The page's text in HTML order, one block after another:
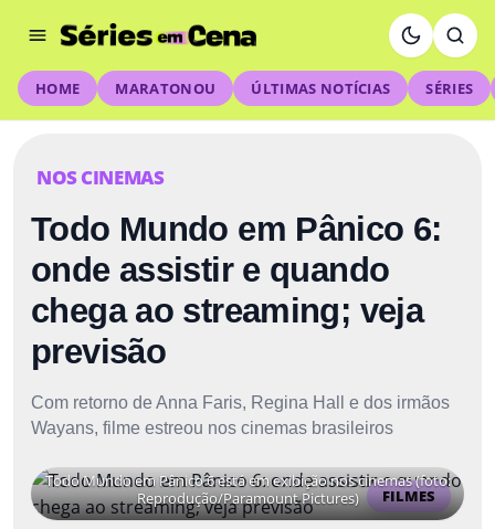
HOME MARATONOU ÚLTIMAS NOTÍCIAS SÉRIES
NOS CINEMAS
Todo Mundo em Pânico 6:
onde assistir e quando
chega ao streaming; veja
previsão
Com retorno de Anna Faris, Regina Hall e dos irmãos
Wayans, filme estreou nos cinemas brasileiros
FILMES
Todo Mundo em Pânico 6 está em exibição nos cinemas (foto:
Reprodução/Paramount Pictures)